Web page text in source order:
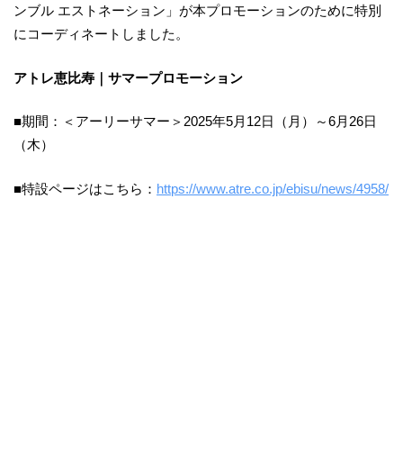
ンブル エストネーション」が本プロモーションのために特別
にコーディネートしました。
アトレ恵比寿｜サマープロモーション
■期間：＜アーリーサマー＞2025年5月12日（月）～6月26日
（木）
■特設ページはこちら： https://www.atre.co.jp/ebisu/news/4958/